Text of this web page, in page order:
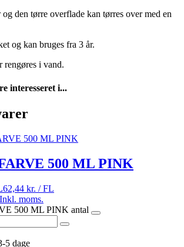
den tørre overflade kan tørres over med en
og kan bruges fra 3 år.
rengøres i vand.
interesseret i...
500 ML PINK
62,44 kr. / FL
Inkl. moms.
500 ML PINK antal
5 dage